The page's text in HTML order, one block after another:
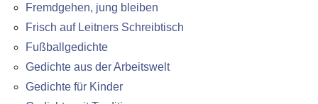
Fremdgehen, jung bleiben
Frisch auf Leitners Schreibtisch
Fußballgedichte
Gedichte aus der Arbeitswelt
Gedichte für Kinder